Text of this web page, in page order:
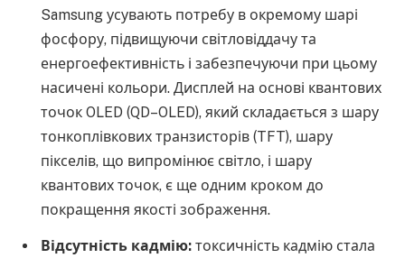
Samsung усувають потребу в окремому шарі
фосфору, підвищуючи світловіддачу та
енергоефективність і забезпечуючи при цьому
насичені кольори. Дисплей на основі квантових
точок OLED (QD–OLED), який складається з шару
тонкоплівкових транзисторів (TFT), шару
пікселів, що випромінює світло, і шару
квантових точок, є ще одним кроком до
покращення якості зображення.
Відсутність кадмію: токсичність кадмію стала